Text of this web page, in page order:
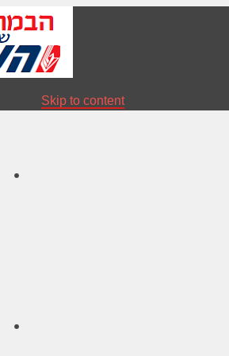
Skip to content